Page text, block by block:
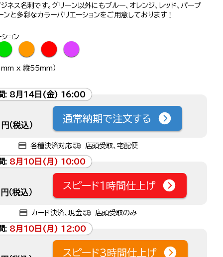
ネス名刺です。グリーン以外にもブルー、オレンジ、レッド、パープ
ンと多彩なカラーバリエーションをご用意しております！
ョン
● ● ●
x 縦55mm）
: 8月14日(金) 16:00
円（税込）
通常納期で注文する
各種決済対応 店頭受取、宅配便
: 8月10日(月) 10:00
円（税込）
スピード1時間仕上げ
カード決済、現金 店頭受取のみ
: 8月10日(月) 12:00
スピード3時間仕上げ